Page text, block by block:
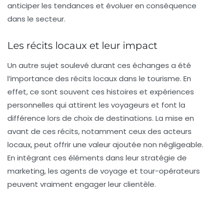
anticiper les tendances et évoluer en conséquence
dans le secteur.
Les récits locaux et leur impact
Un autre sujet soulevé durant ces échanges a été
l’importance des récits locauxdans le tourisme. En
effet, ce sont souvent ces histoires et expériences
personnelles qui attirent les voyageurs et font la
différence lors de choix de destinations. La mise en
avant de ces récits, notamment ceux des acteurs
locaux, peut offrir une valeur ajoutée non négligeable.
En intégrant ces éléments dans leur stratégie de
marketing, les agents de voyage et tour-opérateurs
peuvent vraiment engager leur clientèle.